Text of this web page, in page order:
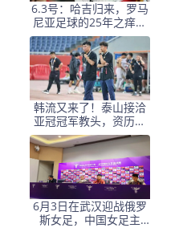
6.3号：哈吉归来，罗马
尼亚足球的25年之痒能
解么？
韩流又来了！泰山接洽
亚冠冠军教头，资历与
名气全面压过徐正源
6月3日在武汉迎战俄罗
斯女足，中国女足主